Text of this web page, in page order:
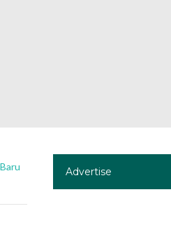
Advertise